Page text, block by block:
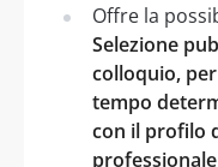
Offre la
Selezione
colloquio,
tempo
con il profilo